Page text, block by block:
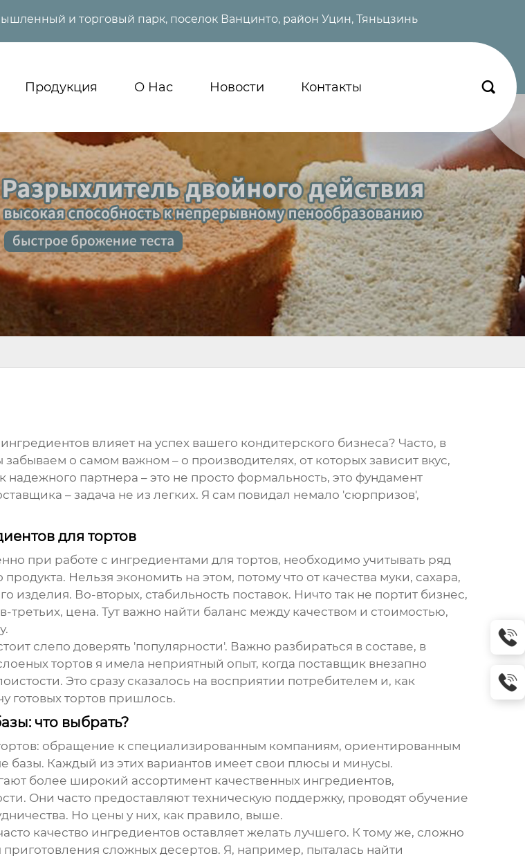
и торговый парк, поселок Ванцинто, район Уцин, Тяньцзинь
Продукция О Нас Новости Контакты 
влияет на успех вашего кондитерского бизнеса? Часто, в
о самом важном – о производителях, от которых зависит вкус,
партнера – это не просто формальность, это фундамент
– задача не из легких. Я сам повидал немало 'сюрпризов',
для тортов
при работе с ингредиентами для тортов, необходимо учитывать ряд
Нельзя экономить на этом, потому что от качества муки, сахара,
изделия. Во-вторых, стабильность поставок. Ничто так не портит бизнес,
третьих, цена. Тут важно найти баланс между качеством и стоимостью,
слепо доверять 'популярности'. Важно разбираться в составе, в
тортов я имела неприятный опыт, когда поставщик внезапно
Это сразу сказалось на восприятии потребителем и, как
готовых тортов пришлось.
что выбрать?
: обращение к специализированным компаниям, ориентированным
базы. Каждый из этих вариантов имеет свои плюсы и минусы.
более широкий ассортимент качественных ингредиентов,
Они часто предоставляют техническую поддержку, проводят обучение
Но цены у них, как правило, выше.
качество ингредиентов оставляет желать лучшего. К тому же, сложно
сложных десертов. Я, например, пыталась найти